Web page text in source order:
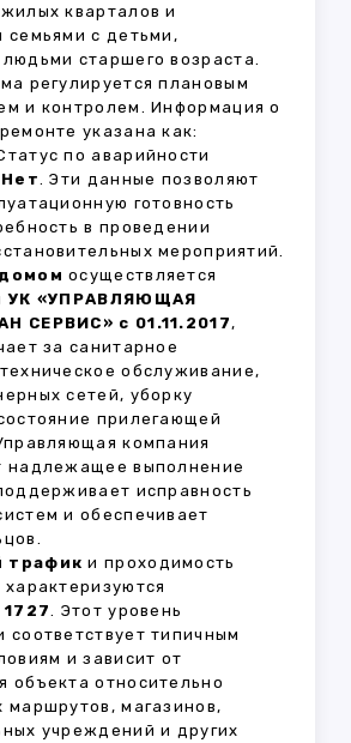
кварталов и
семьями с детьми,
старшего возраста.
регулируется плановым
и контролем. Информация о
указана как:
по аварийности
Нет. Эти данные позволяют
готовность
в проведении
мероприятий.
осуществляется
УК «УПРАВЛЯЮЩАЯ
СЕРВИС» с 01.11.2017,
за санитарное
обслуживание,
сетей, уборку
прилегающей
компания
надлежащее выполнение
исправность
и обеспечивает
трафик и проходимость
1727. Этот уровень
соответствует типичным
и зависит от
объекта относительно
маршрутов, магазинов,
учреждений и других